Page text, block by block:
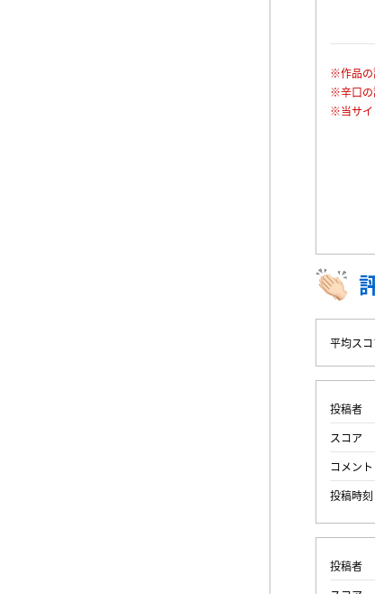
※作品の
※辛口の
※当サイ
平均スコ
投稿者
スコア
コメント
投稿時刻
投稿者